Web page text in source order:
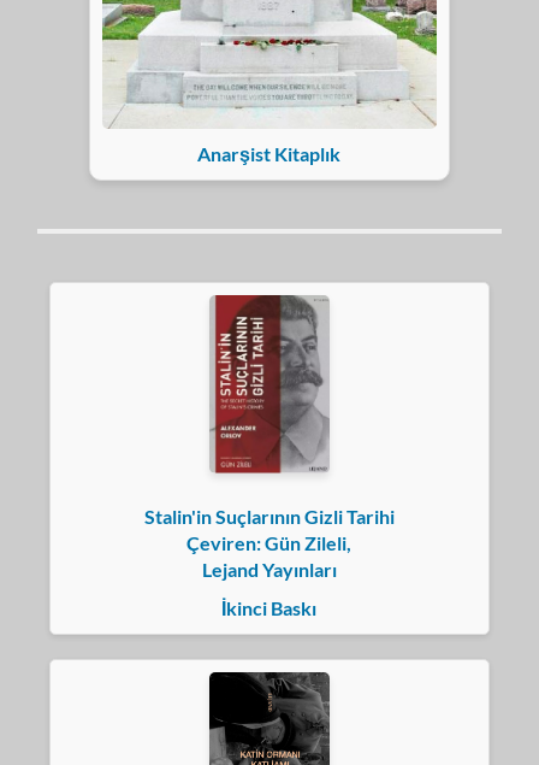
Anarşist Kitaplık
Stalin'in Suçlarının Gizli Tarihi
Çeviren: Gün Zileli,
Lejand Yayınları
İkinci Baskı